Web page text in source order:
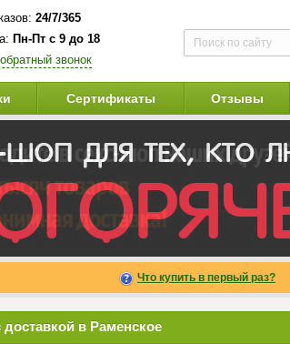
24/7/365
Пн-Пт с 9 до 18
звонок
Сертификаты Отзывы
Что купить в первый раз?
в Раменское